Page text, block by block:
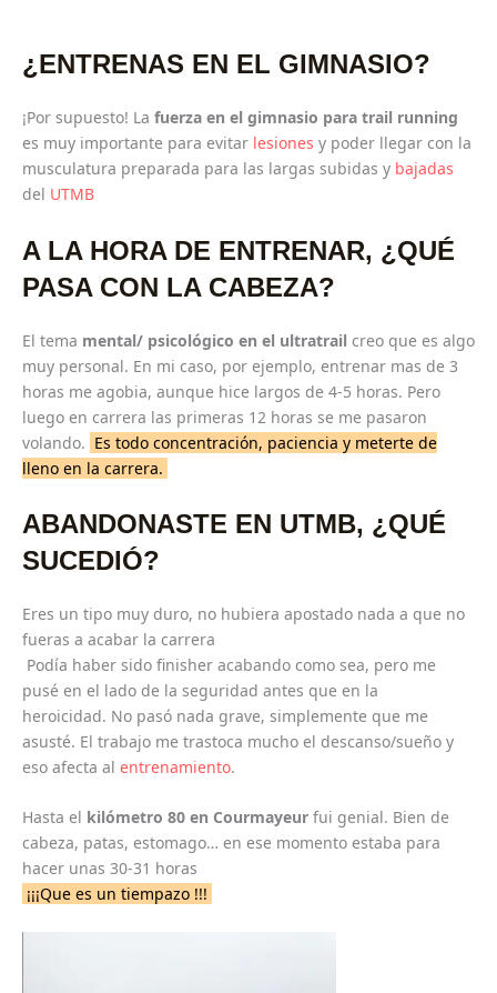
¿ENTRENAS EN EL GIMNASIO?
¡Por supuesto! La fuerza en el gimnasio para trail running
es muy importante para evitar lesiones y poder llegar con la
musculatura preparada para las largas subidas y bajadas
del UTMB
A LA HORA DE ENTRENAR, ¿QUÉ
PASA CON LA CABEZA?
El tema mental/ psicológico en el ultratrail creo que es algo
muy personal. En mi caso, por ejemplo, entrenar mas de 3
horas me agobia, aunque hice largos de 4-5 horas. Pero
luego en carrera las primeras 12 horas se me pasaron
volando. Es todo concentración, paciencia y meterte de
lleno en la carrera.
ABANDONASTE EN UTMB, ¿QUÉ
SUCEDIÓ?
Eres un tipo muy duro, no hubiera apostado nada a que no
fueras a acabar la carrera
Podía haber sido finisher acabando como sea, pero me
pusé en el lado de la seguridad antes que en la
heroicidad. No pasó nada grave, simplemente que me
asusté. El trabajo me trastoca mucho el descanso/sueño y
eso afecta al entrenamiento.
Hasta el kilómetro 80 en Courmayeur fui genial. Bien de
cabeza, patas, estomago… en ese momento estaba para
hacer unas 30-31 horas
¡¡¡Que es un tiempazo !!!